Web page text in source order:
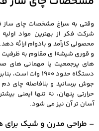
شرکت فکر از بهترین مواد
های پرجمعیت یا مهمانی‌ های
دستگاه حدود 1900
جوش برسانید و بلافاصله چای دم‌
حرارتی پنهان، نه‌ تنها ایمنی
آسان‌ تر آن نیز می‌ شود.
– طراحی مدرن و شیک برای